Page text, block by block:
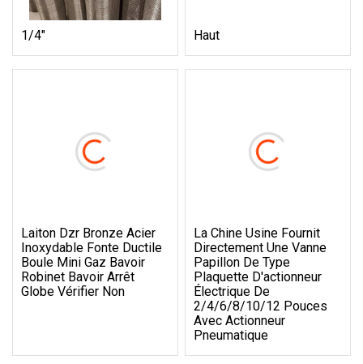
1/4" Haut
Laiton Dzr Bronze Acier
Inoxydable Fonte Ductile
Boule Mini Gaz Bavoir
Robinet Bavoir Arrêt
Globe Vérifier Non
La Chine Usine Fournit
Directement Une Vanne
Papillon De Type
Plaquette D'actionneur
Électrique De
2/4/6/8/10/12 Pouces
Avec Actionneur
Pneumatique